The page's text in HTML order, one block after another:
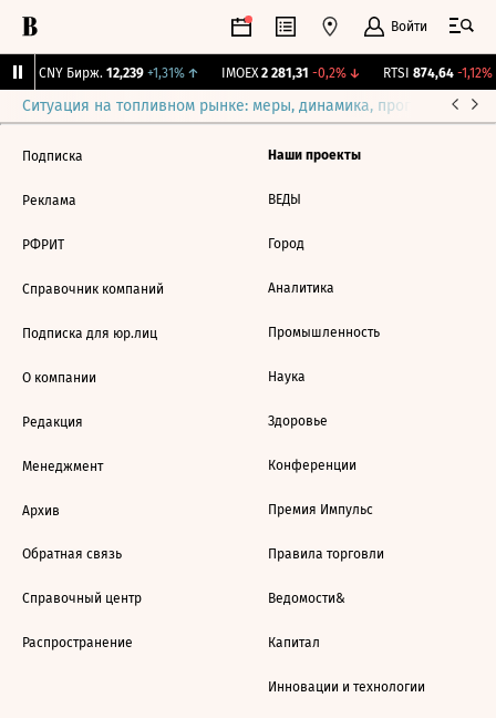
Войти
CNY Бирж. 12,239 +1,31%↑ IMOEX 2 281,31 -0,2%↓ RTSI 874,64 -1,12%
Ситуация на топливном рынке: меры, динамика, прогнозы
Подписка
Реклама
РФРИТ
Справочник компаний
Подписка для юр.лиц
О компании
Редакция
Менеджмент
Архив
Обратная связь
Справочный центр
Распространение
Наши проекты
ВЕДЫ
Город
Аналитика
Промышленность
Наука
Здоровье
Конференции
Премия Импульс
Правила торговли
Ведомости&
Капитал
Инновации и технологии